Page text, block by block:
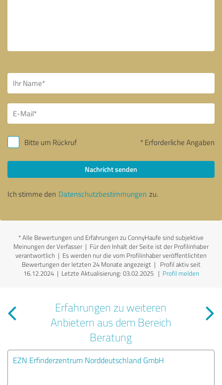
Bitte um Rückruf * Erforderliche Angaben
Nachricht senden
Ich stimme den Datenschutzbestimmungen zu.
*Alle Bewertungen und Erfahrungen zu ConnyHaufe sind subjektive
Meinungen der Verfasser | Für den Inhalt der Seite ist der Profilinhaber
verantwortlich | Es werden nur die vom Profilinhaber veröffentlichten
Bewertungen der letzten 24 Monate angezeigt | Profil aktiv seit
16.12.2024 | Letzte Aktualisierung: 03.02.2025| Profil melden
Erfahrungen zu weiteren
Anbietern aus dem Bereich
Beratung
EZN Erfinderzentrum Norddeutschland GmbH